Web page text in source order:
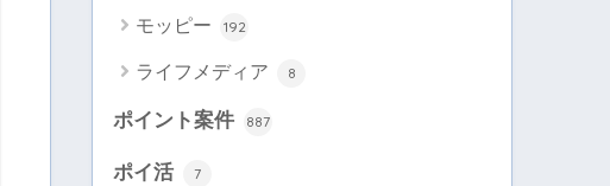
モッピー 192
ライフメディア 8
ポイント案件 887
ポイ活 7